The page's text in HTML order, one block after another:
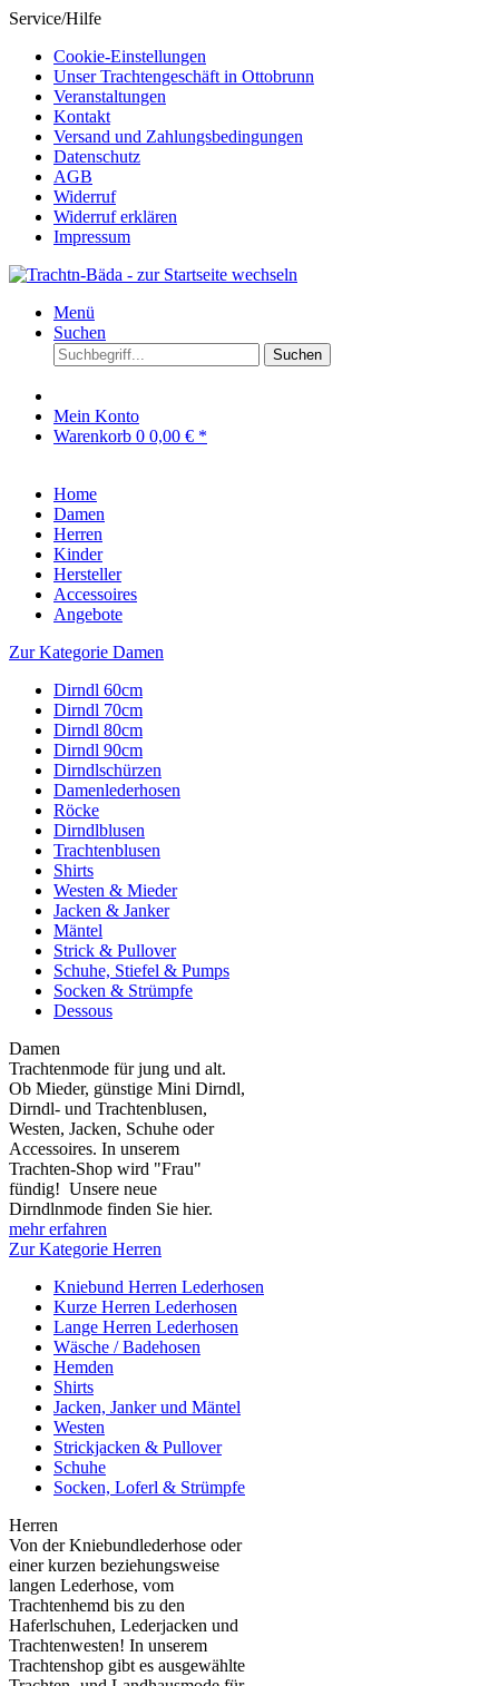
Service/Hilfe
Cookie-Einstellungen
Unser Trachtengeschäft in Ottobrunn
Veranstaltungen
Kontakt
Versand und Zahlungsbedingungen
Datenschutz
AGB
Widerruf
Widerruf erklären
Impressum
Menü
Suchen
Suchen
Mein Konto
Warenkorb 0 0,00 € *
Home
Damen
Herren
Kinder
Hersteller
Accessoires
Angebote
Zur Kategorie Damen
Dirndl 60cm
Dirndl 70cm
Dirndl 80cm
Dirndl 90cm
Dirndlschürzen
Damenlederhosen
Röcke
Dirndlblusen
Trachtenblusen
Shirts
Westen & Mieder
Jacken & Janker
Mäntel
Strick & Pullover
Schuhe, Stiefel & Pumps
Socken & Strümpfe
Dessous
Damen
Trachtenmode für jung und alt.
Ob Mieder, günstige Mini Dirndl,
Dirndl- und Trachtenblusen,
Westen, Jacken, Schuhe oder
Accessoires. In unserem
Trachten-Shop wird "Frau"
fündig! Unsere neue
Dirndlnmode finden Sie hier.
mehr erfahren
Zur Kategorie Herren
Kniebund Herren Lederhosen
Kurze Herren Lederhosen
Lange Herren Lederhosen
Wäsche / Badehosen
Hemden
Shirts
Jacken, Janker und Mäntel
Westen
Strickjacken & Pullover
Schuhe
Socken, Loferl & Strümpfe
Herren
Von der Kniebundlederhose oder
einer kurzen beziehungsweise
langen Lederhose, vom
Trachtenhemd bis zu den
Haferlschuhen, Lederjacken und
Trachtenwesten! In unserem
Trachtenshop gibt es ausgewählte